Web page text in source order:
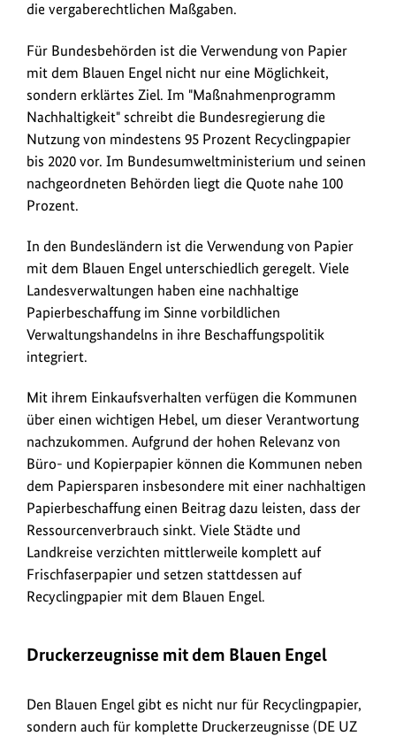
die vergaberechtlichen Maßgaben.
Für Bundesbehörden ist die Verwendung von Papier
mit dem Blauen Engel nicht nur eine Möglichkeit,
sondern erklärtes Ziel. Im "Maßnahmenprogramm
Nachhaltigkeit" schreibt die Bundesregierung die
Nutzung von mindestens 95 Prozent Recyclingpapier
bis 2020 vor. Im Bundesumweltministerium und seinen
nachgeordneten Behörden liegt die Quote nahe 100
Prozent.
In den Bundesländern ist die Verwendung von Papier
mit dem Blauen Engel unterschiedlich geregelt. Viele
Landesverwaltungen haben eine nachhaltige
Papierbeschaffung im Sinne vorbildlichen
Verwaltungshandelns in ihre Beschaffungspolitik
integriert.
Mit ihrem Einkaufsverhalten verfügen die Kommunen
über einen wichtigen Hebel, um dieser Verantwortung
nachzukommen. Aufgrund der hohen Relevanz von
Büro- und Kopierpapier können die Kommunen neben
dem Papiersparen insbesondere mit einer nachhaltigen
Papierbeschaffung einen Beitrag dazu leisten, dass der
Ressourcenverbrauch sinkt. Viele Städte und
Landkreise verzichten mittlerweile komplett auf
Frischfaserpapier und setzen stattdessen auf
Recyclingpapier mit dem Blauen Engel.
Druckerzeugnisse mit dem Blauen Engel
Den Blauen Engel gibt es nicht nur für Recyclingpapier,
sondern auch für komplette Druckerzeugnisse (DE UZ